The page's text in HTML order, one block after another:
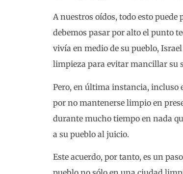
A nuestros oídos, todo esto
debemos pasar por alto el punto
vivía en medio de su pueblo,
limpieza para evitar mancillar su
Pero, en última instancia, incluso
por no mantenerse limpio en
durante mucho tiempo en nada
a su pueblo al juicio.
Este acuerdo, por tanto, es un